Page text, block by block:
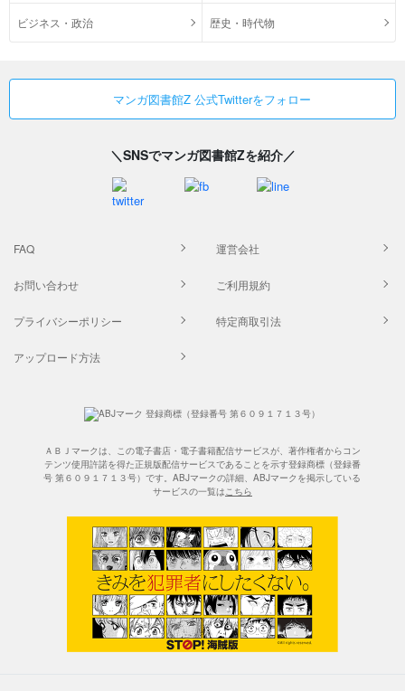
ビジネス・政治 歴史・時代物
マンガ図書館Z 公式Twitterをフォロー
＼SNSでマンガ図書館Zを紹介／
FAQ 運営会社
お問い合わせ ご利用規約
プライバシーポリシー 特定商取引法
アップロード方法
ＡＢＪマークは、この電子書店・電子書籍配信サービスが、著作権者からコン
テンツ使用許諾を得た正規版配信サービスであることを示す登録商標（登録番
号 第６０９１７１３号）です。ABJマークの詳細、ABJマークを掲示している
サービスの一覧はこちら